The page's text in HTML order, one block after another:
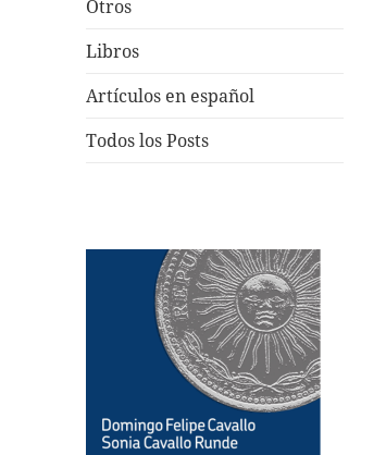
Otros
Libros
Artículos en español
Todos los Posts